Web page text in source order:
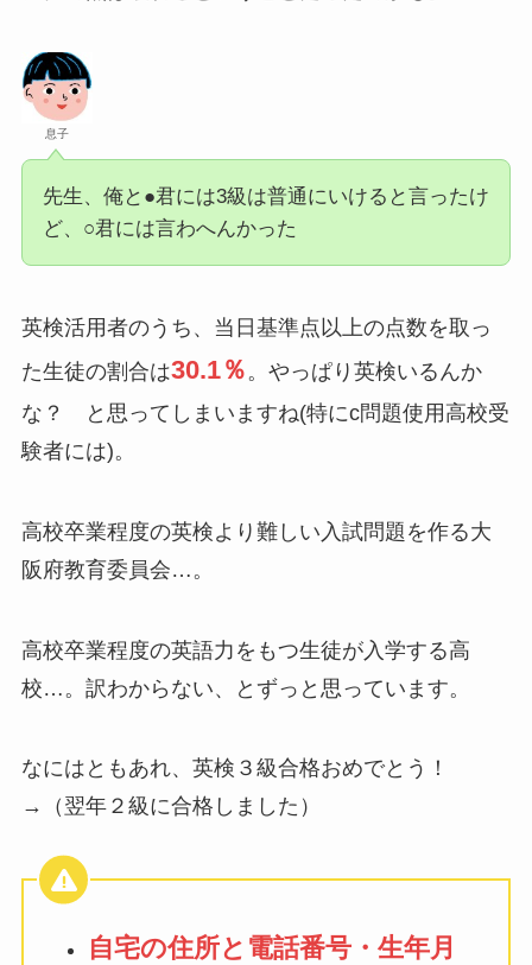
息子
先生、俺と●君には3級は普通にいけると言ったけ
ど、○君には言わへんかった
英検活用者のうち、当日基準点以上の点数を取っ
た生徒の割合は30.1％ 。やっぱり英検いるんか
な？ と思ってしまいますね(特にc問題使用高校受
験者には)。
高校卒業程度の英検より難しい入試問題を作る大
阪府教育委員会…。
高校卒業程度の英語力をもつ生徒が入学する高
校…。訳わからない、とずっと思っています。
なにはともあれ、英検３級合格おめでとう！
→（翌年２級に合格しました）
自宅の住所と電話番号・生年月